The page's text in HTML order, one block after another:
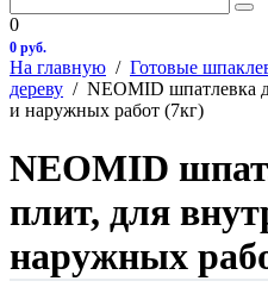
0
0 руб.
На главную / Готовые
дереву / NEOMID шпатлевка
и наружных работ (7кг)
NEOMID
плит, для
наружных